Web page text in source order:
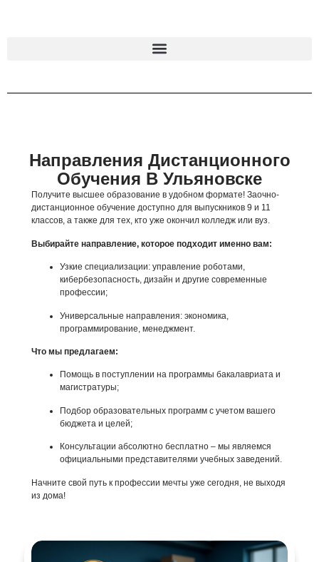
Направления Дистанционного
Обучения В Ульяновске
Получите высшее образование в удобном формате! Заочно-
дистанционное обучение доступно для выпускников 9 и 11
классов, а также для тех, кто уже окончил колледж или вуз.
Выбирайте направление, которое подходит именно вам:
Узкие специализации: управление роботами,
кибербезопасность, дизайн и другие современные
профессии;
Универсальные направления: экономика,
программирование, менеджмент.
Что мы предлагаем:
Помощь в поступлении на программы бакалавриата и
магистратуры;
Подбор образовательных программ с учетом вашего
бюджета и целей;
Консультации абсолютно бесплатно – мы являемся
официальными представителями учебных заведений.
Начните свой путь к профессии мечты уже сегодня, не выходя
из дома!